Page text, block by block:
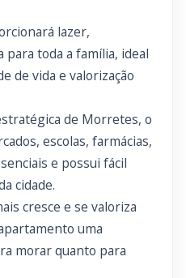
lazer,
para toda a família, ideal
de vida e valorização
de Morretes, o
escolas, farmácias,
e possui fácil
cidade.
cresce e se valoriza
uma
morar quanto para